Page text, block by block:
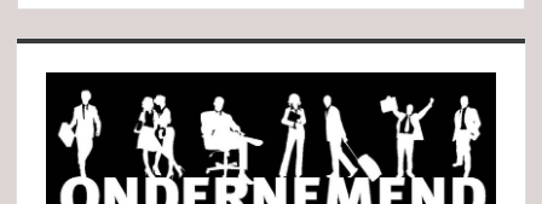
Krant
Sidebar